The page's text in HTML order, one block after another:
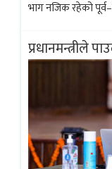
भाग नजिक रहेको
भइरहेकाे छ...
प्रधानमन्त्रीले